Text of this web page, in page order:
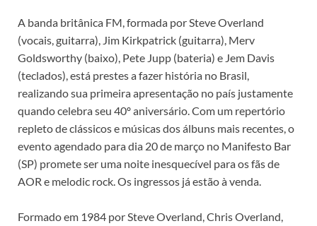
A banda britânica FM, formada por Steve Overland
(vocais, guitarra), Jim Kirkpatrick (guitarra), Merv
Goldsworthy (baixo), Pete Jupp (bateria) e Jem Davis
(teclados), está prestes a fazer história no Brasil,
realizando sua primeira apresentação no país justamente
quando celebra seu 40º aniversário. Com um repertório
repleto de clássicos e músicas dos álbuns mais recentes, o
evento agendado para dia 20 de março no Manifesto Bar
(SP) promete ser uma noite inesquecível para os fãs de
AOR e melodic rock. Os ingressos já estão à venda.
Formado em 1984 por Steve Overland, Chris Overland,